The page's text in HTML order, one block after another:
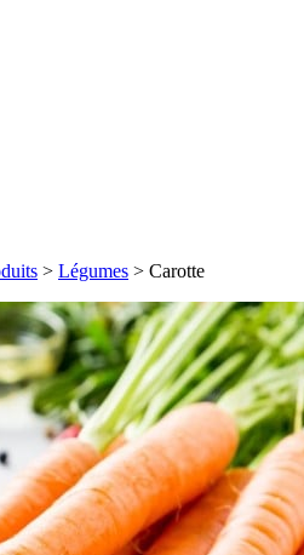
> Légumes > Carotte